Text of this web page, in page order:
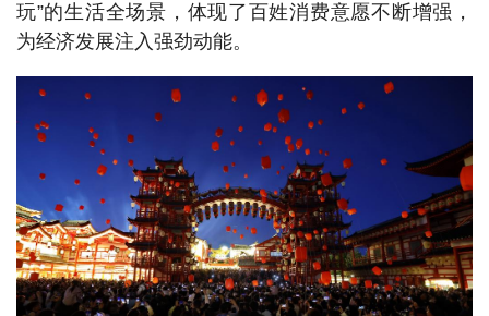
玩”的生活全场景，体现了百姓消费意愿不断增强，
为经济发展注入强劲动能。